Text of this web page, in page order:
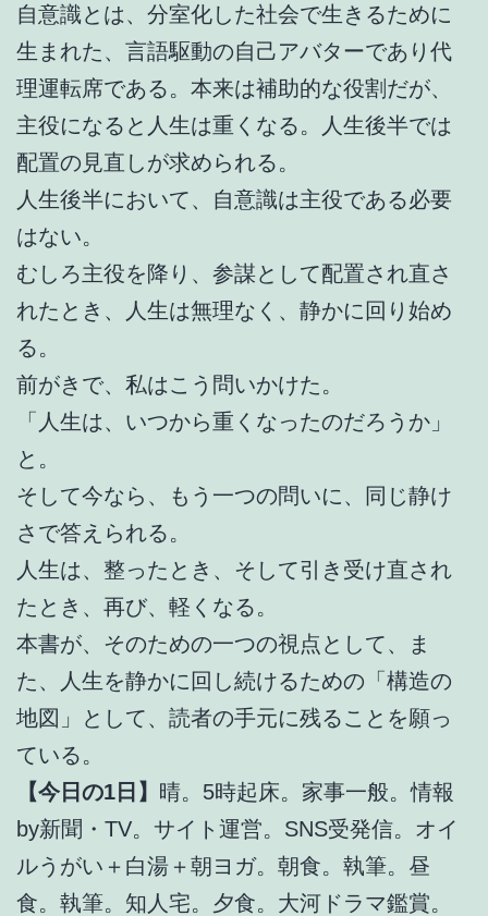
自意識とは、分室化した社会で生きるために
生まれた、言語駆動の自己アバターであり代
理運転席である。本来は補助的な役割だが、
主役になると人生は重くなる。人生後半では
配置の見直しが求められる。
人生後半において、自意識は主役である必要
はない。
むしろ主役を降り、参謀として配置され直さ
れたとき、人生は無理なく、静かに回り始め
る。
前がきで、私はこう問いかけた。
「人生は、いつから重くなったのだろうか」
と。
そして今なら、もう一つの問いに、同じ静け
さで答えられる。
人生は、整ったとき、そして引き受け直され
たとき、再び、軽くなる。
本書が、そのための一つの視点として、ま
た、人生を静かに回し続けるための「構造の
地図」として、読者の手元に残ることを願っ
ている。
【今日の1日】 晴。5時起床。家事一般。情報
by新聞・TV。サイト運営。SNS受発信。オイ
ルうがい＋白湯＋朝ヨガ。朝食。執筆。昼
食。執筆。知人宅。夕食。大河ドラマ鑑賞。